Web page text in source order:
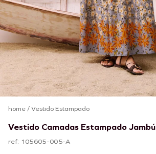
home/Vestido Estampado
Vestido Camadas Estampado Jambú
ref: 105605-005-A